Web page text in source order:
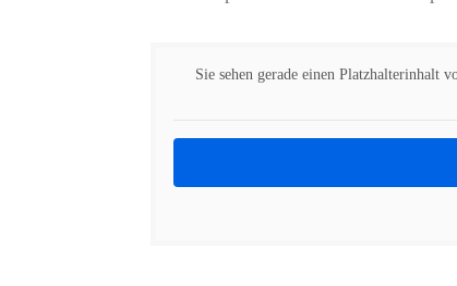
Sie sehen gerade einen Platzhalterinhalt